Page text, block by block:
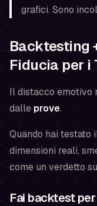
grafici. Sono
Backtesting
Fiducia per i
Il distacco emotivo
dalle prove.
Quando hai testato
dimensioni reali,
come un verdetto
Fai backtest